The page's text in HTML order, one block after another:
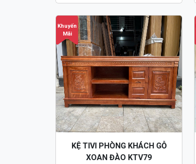
Khuyến
Mãi
KỆ TIVI PHÒNG KHÁCH GỖ
XOAN ĐÀO KTV79